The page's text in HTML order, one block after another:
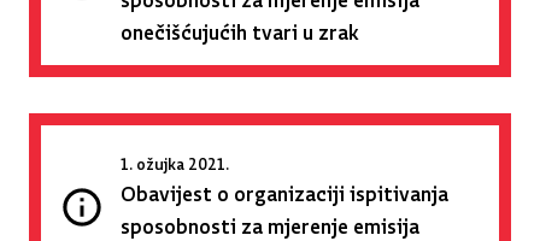
onečišćujućih tvari u zrak
1. ožujka 2021.
Obavijest o organizaciji ispitivanja
sposobnosti za mjerenje emisija